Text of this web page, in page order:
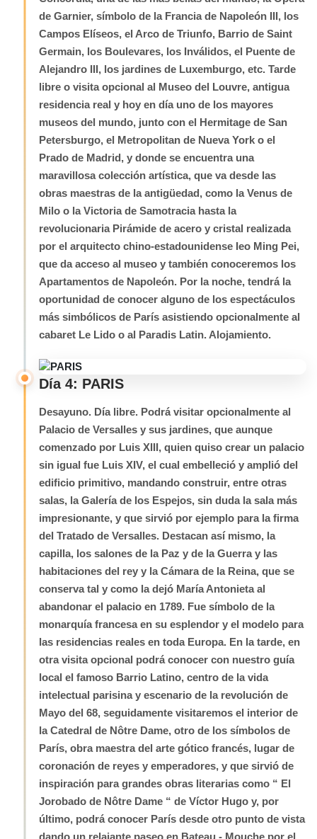
de Garnier, símbolo de la Francia de Napoleón III, los
Campos Elíseos, el Arco de Triunfo, Barrio de Saint
Germain, los Boulevares, los Inválidos, el Puente de
Alejandro III, los jardines de Luxemburgo, etc. Tarde
libre o visita opcional al Museo del Louvre, antigua
residencia real y hoy en día uno de los mayores
museos del mundo, junto con el Hermitage de San
Petersburgo, el Metropolitan de Nueva York o el
Prado de Madrid, y donde se encuentra una
maravillosa colección artística, que va desde las
obras maestras de la antigüedad, como la Venus de
Milo o la Victoria de Samotracia hasta la
revolucionaria Pirámide de acero y cristal realizada
por el arquitecto chino-estadounidense Ieo Ming Pei,
que da acceso al museo y también conoceremos los
Apartamentos de Napoleón. Por la noche, tendrá la
oportunidad de conocer alguno de los espectáculos
más simbólicos de París asistiendo opcionalmente al
cabaret Le Lido o al Paradis Latin. Alojamiento.
Día 4: PARIS
Desayuno. Día libre. Podrá visitar opcionalmente al
Palacio de Versalles y sus jardines, que aunque
comenzado por Luis XIII, quien quiso crear un palacio
sin igual fue Luis XIV, el cual embelleció y amplió del
edificio primitivo, mandando construir, entre otras
salas, la Galería de los Espejos, sin duda la sala más
impresionante, y que sirvió por ejemplo para la firma
del Tratado de Versalles. Destacan así mismo, la
capilla, los salones de la Paz y de la Guerra y las
habitaciones del rey y la Cámara de la Reina, que se
conserva tal y como la dejó María Antonieta al
abandonar el palacio en 1789. Fue símbolo de la
monarquía francesa en su esplendor y el modelo para
las residencias reales en toda Europa. En la tarde, en
otra visita opcional podrá conocer con nuestro guía
local el famoso Barrio Latino, centro de la vida
intelectual parisina y escenario de la revolución de
Mayo del 68, seguidamente visitaremos el interior de
la Catedral de Nôtre Dame, otro de los símbolos de
París, obra maestra del arte gótico francés, lugar de
coronación de reyes y emperadores, y que sirvió de
inspiración para grandes obras literarias como “ El
Jorobado de Nôtre Dame “ de Víctor Hugo y, por
último, podrá conocer París desde otro punto de vista
dando un relajante paseo en Bateau - Mouche por el